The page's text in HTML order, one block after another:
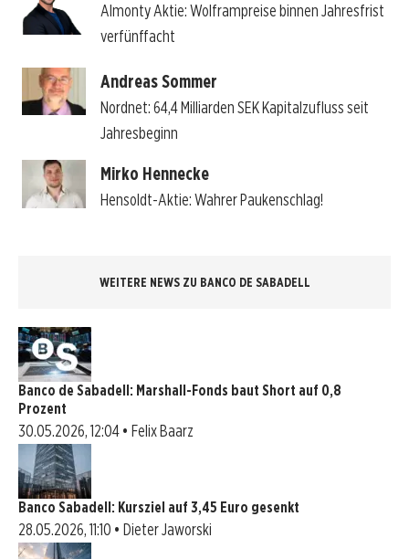
Almonty Aktie: Wolframpreise binnen Jahresfrist
verfünffacht
Andreas Sommer
Nordnet: 64,4 Milliarden SEK Kapitalzufluss seit
Jahresbeginn
Mirko Hennecke
Hensoldt-Aktie: Wahrer Paukenschlag!
WEITERE NEWS ZU BANCO DE SABADELL
Banco de Sabadell: Marshall-Fonds baut Short auf 0,8
Prozent
30.05.2026, 12:04 • Felix Baarz
Banco Sabadell: Kursziel auf 3,45 Euro gesenkt
28.05.2026, 11:10 • Dieter Jaworski